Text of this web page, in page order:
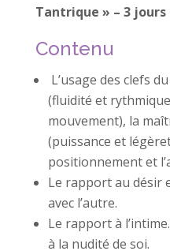
Tantrique » – 3 jours
Contenu
L’usage des clefs
(fluidité et
mouvement), la
(puissance et
positionnement et
Le rapport au désir
avec l’autre.
Le rapport à
à la nudité de soi.